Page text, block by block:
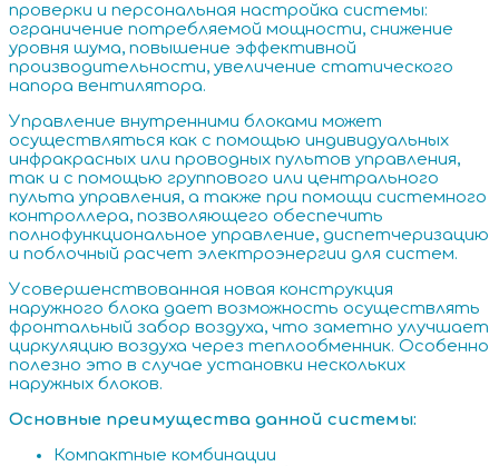
проверки и персональная настройка системы:
ограничение потребляемой мощности, снижение
уровня шума, повышение эффективной
производительности, увеличение статического
напора вентилятора.
Управление внутренними блоками может
осуществляться как с помощью индивидуальных
инфракрасных или проводных пультов управления,
так и с помощью группового или центрального
пульта управления, а также при помощи системного
контроллера, позволяющего обеспечить
полнофункциональное управление, диспетчеризацию
и поблочный расчет электроэнергии для систем.
Усовершенствованная новая конструкция
наружного блока дает возможность осуществлять
фронтальный забор воздуха, что заметно улучшает
циркуляцию воздуха через теплообменник. Особенно
полезно это в случае установки нескольких
наружных блоков.
Основные преимущества данной системы:
Компактные комбинации